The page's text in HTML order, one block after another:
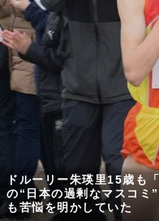
ドルーリー朱瑛里15歳も
の“日本の過剰なマスコミ
も苦悩を明かしていた